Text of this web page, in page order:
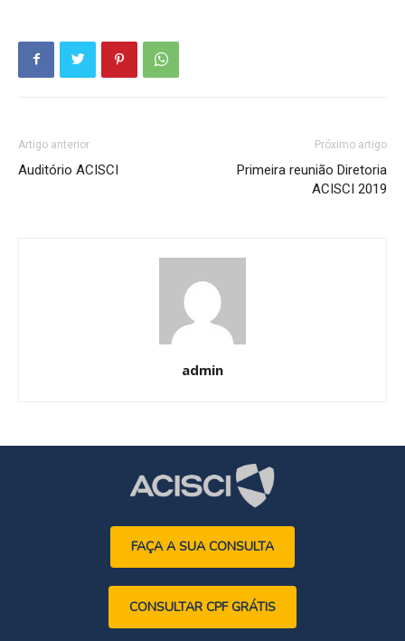
Artigo anterior
Auditório ACISCI
Próximo artigo
Primeira reunião Diretoria
ACISCI 2019
admin
FAÇA A SUA CONSULTA
CONSULTAR CPF GRÁTIS